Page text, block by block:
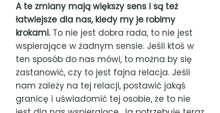
A te zmiany mają większy sens i są też
łatwiejsze dla nas, kiedy my je robimy
krokami.To nie jest dobra rada, to nie jest
wspierające w żadnym sensie. Jeśli ktoś w
ten sposób do nas mówi, to można by się
zastanowić, czy to jest fajna relacja. Jeśli
nam zależy na tej relacji, postawić jakąś
granicę i uświadomić tej osobie, że to nie